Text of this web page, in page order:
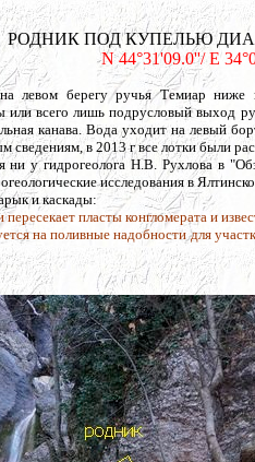
РОДНИК ПОД КУПЕЛЬЮ ДИАНЫ,
N 44°31'09.0''/ E
левом берегу ручья Темиар ниже
всего лишь подрусловый выход
канава. Вода уходит на левый
сведениям, в 2013 г все лотки были
ни у гидрогеолога Н.В. Рухлова в
исследования в
и каскады:
пласты конгломерата и
на поливные надобности для